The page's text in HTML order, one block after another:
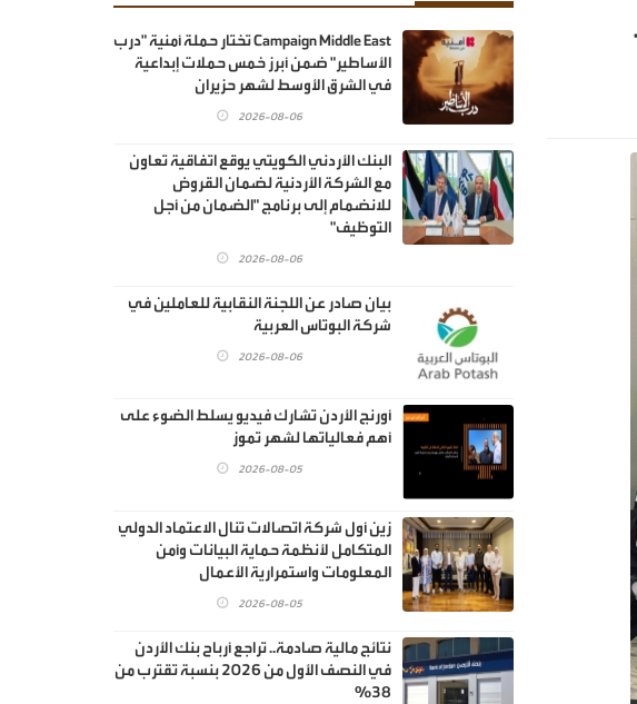
Campaign Middle East تختار حملة أمنية "درب
الأساطير" ضمن أبرز خمس حملات إبداعية
في الشرق الأوسط لشهر حزيران
2026-08-06
البنك الأردني الكويتي يوقع اتفاقية تعاون
مع الشركة الأردنية لضمان القروض
للانضمام إلى برنامج "الضمان من أجل
التوظيف"
2026-08-06
بيان صادر عن اللجنة النقابية للعاملين في
شركة البوتاس العربية
2026-08-06
أورنج الأردن تشارك فيديو يسلط الضوء على
أهم فعالياتها لشهر تموز
2026-08-05
زين أول شركة اتصالات تنال الاعتماد الدولي
المتكامل لأنظمة حماية البيانات وأمن
المعلومات واستمرارية الأعمال
2026-08-05
نتائج مالية صادمة.. تراجع أرباح بنك الأردن
في النصف الأول من 2026 بنسبة تقترب من
38%